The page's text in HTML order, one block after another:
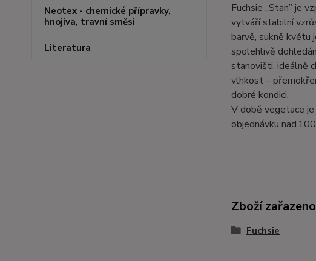
Neotex - chemické přípravky,
hnojiva, travní směsi
Literatura
Fuchsie „Stan” je
vytváří stabilní
barvě, sukně květu
spolehlivě
stanovišti, ideálně
vlhkost –
dobré kondici.
V době vegetace je
objednávku nad
Zboží
Fuchsie